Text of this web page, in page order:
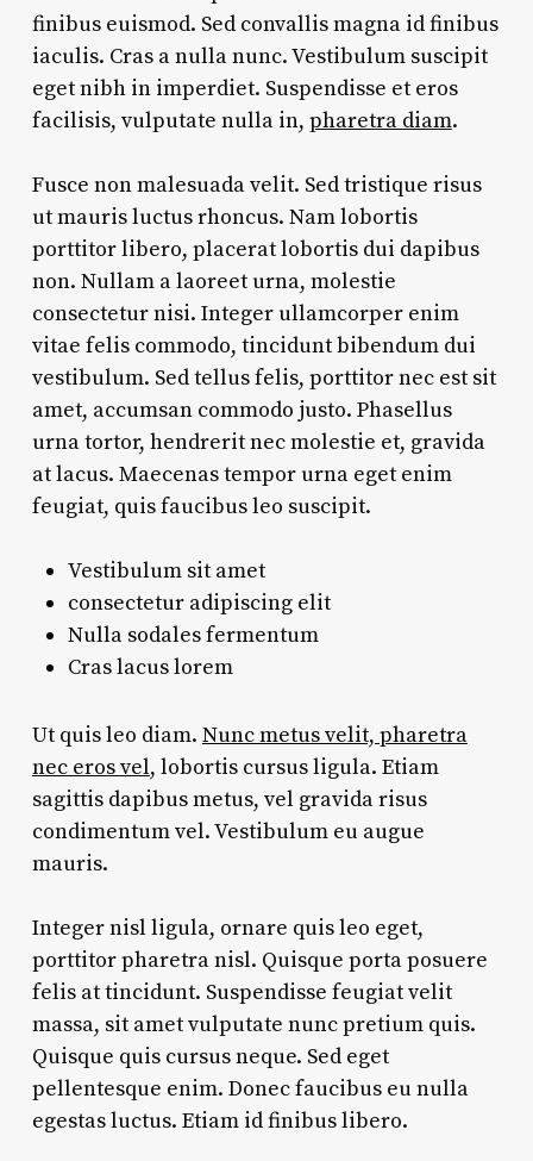
finibus euismod. Sed convallis magna id finibus
iaculis. Cras a nulla nunc. Vestibulum suscipit
eget nibh in imperdiet. Suspendisse et eros
facilisis, vulputate nulla in, pharetra diam.
Fusce non malesuada velit. Sed tristique risus
ut mauris luctus rhoncus. Nam lobortis
porttitor libero, placerat lobortis dui dapibus
non. Nullam a laoreet urna, molestie
consectetur nisi. Integer ullamcorper enim
vitae felis commodo, tincidunt bibendum dui
vestibulum. Sed tellus felis, porttitor nec est sit
amet, accumsan commodo justo. Phasellus
urna tortor, hendrerit nec molestie et, gravida
at lacus. Maecenas tempor urna eget enim
feugiat, quis faucibus leo suscipit.
Vestibulum sit amet
consectetur adipiscing elit
Nulla sodales fermentum
Cras lacus lorem
Ut quis leo diam. Nunc metus velit, pharetra
nec eros vel, lobortis cursus ligula. Etiam
sagittis dapibus metus, vel gravida risus
condimentum vel. Vestibulum eu augue
mauris.
Integer nisl ligula, ornare quis leo eget,
porttitor pharetra nisl. Quisque porta posuere
felis at tincidunt. Suspendisse feugiat velit
massa, sit amet vulputate nunc pretium quis.
Quisque quis cursus neque. Sed eget
pellentesque enim. Donec faucibus eu nulla
egestas luctus. Etiam id finibus libero.